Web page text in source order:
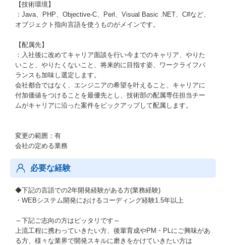
【技術環境】
：Java、PHP、Objective-C、Perl、Visual Basic .NET、C#など、
オブジェクト指向言語を使うものがメインです。
【配属先】
：入社後に改めてキャリア面談を行い今までのキャリア、やりた
いこと、やりたくないこと、将来的に目指す姿、ワークライフバ
ランスも加味し選定します。
会社都合ではなく、エンジニアの希望を叶えること、キャリアに
付加価値をつけることを最優先とし、技術部の配属専任担当チー
ムがキャリアに沿った案件をピックアップして配属します。
変更の範囲：有
会社の定める業務
必要な経験
◆下記の言語での2年開発経験がある方(業務経験)
・WEBシステム開発におけるコーディング経験1.5年以上
～下記ご志向の方はピッタリです～
上流工程に携わっていきたい方、後輩育成やPM・PLにご興味があ
る方、様々な業界で開発スキルに磨きをかけていきたい方は